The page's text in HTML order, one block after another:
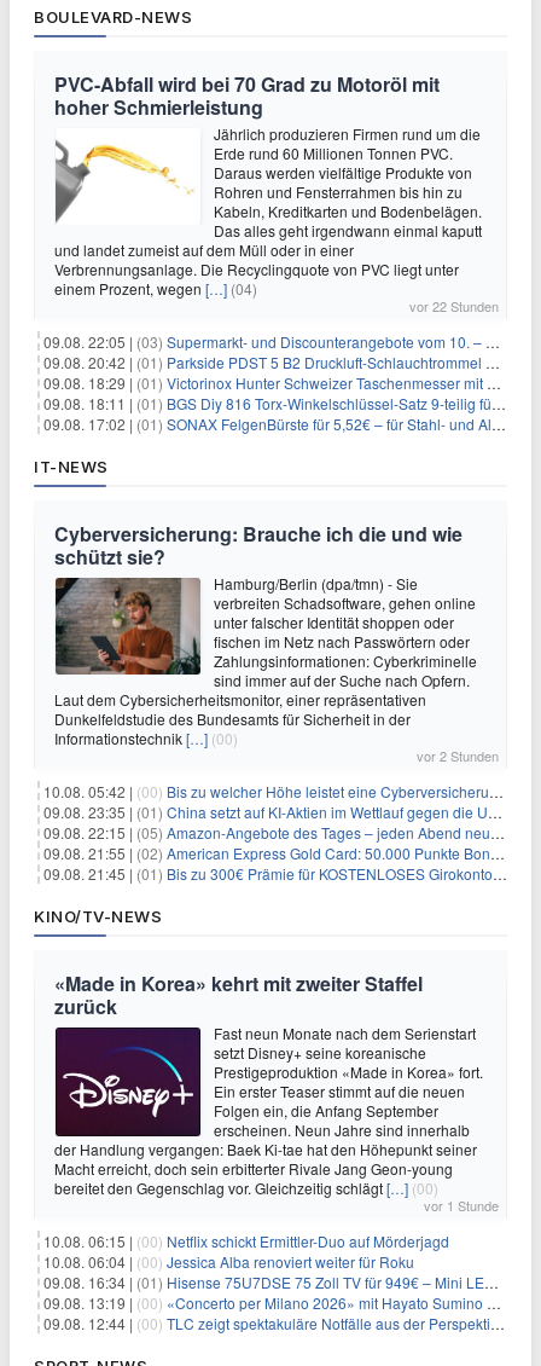
BOULEVARD-NEWS
PVC-Abfall wird bei 70 Grad zu Motoröl mit
hoher Schmierleistung
Jährlich produzieren Firmen rund um die
Erde rund 60 Millionen Tonnen PVC.
Daraus werden vielfältige Produkte von
Rohren und Fensterrahmen bis hin zu
Kabeln, Kreditkarten und Bodenbelägen.
Das alles geht irgendwann einmal kaputt
und landet zumeist auf dem Müll oder in einer
Verbrennungsanlage. Die Recyclingquote von PVC liegt unter
einem Prozent, wegen […] (04)
vor 22 Stunden
09.08. 22:05 | (03) Supermarkt- und Discounterangebote vom 10. – 15.08.2026
09.08. 20:42 | (01) Parkside PDST 5 B2 Druckluft-Schlauchtrommel mit 10 m Schlauch für 25,94€
09.08. 18:29 | (01) Victorinox Hunter Schweizer Taschenmesser mit 12 Funktionen für 43,99€
09.08. 18:11 | (01) BGS Diy 816 Torx-Winkelschlüssel-Satz 9-teilig für 6,45€
09.08. 17:02 | (01) SONAX FelgenBürste für 5,52€ – für Stahl- und Alufelgen
IT-NEWS
Cyberversicherung: Brauche ich die und wie
schützt sie?
Hamburg/Berlin (dpa/tmn) - Sie
verbreiten Schadsoftware, gehen online
unter falscher Identität shoppen oder
fischen im Netz nach Passwörtern oder
Zahlungsinformationen: Cyberkriminelle
sind immer auf der Suche nach Opfern.
Laut dem Cybersicherheitsmonitor, einer repräsentativen
Dunkelfeldstudie des Bundesamts für Sicherheit in der
Informationstechnik[…] (00)
vor 2 Stunden
10.08. 05:42 | (00) Bis zu welcher Höhe leistet eine Cyberversicherung?
09.08. 23:35 | (01) China setzt auf KI-Aktien im Wettlauf gegen die USA um Chip- und Technologiedominanz
09.08. 22:15 | (05) Amazon-Angebote des Tages – jeden Abend neue Deals zum Stöbern
09.08. 21:55 | (02) American Express Gold Card: 50.000 Punkte Bonus + Metall-Kreditkarte
09.08. 21:45 | (01) Bis zu 300€ Prämie für KOSTENLOSES Girokonto bei der Santander – 50€ schon nach 1 Woche!
KINO/TV-NEWS
«Made in Korea» kehrt mit zweiter Staffel
zurück
Fast neun Monate nach dem Serienstart
setzt Disney+ seine koreanische
Prestigeproduktion «Made in Korea» fort.
Ein erster Teaser stimmt auf die neuen
Folgen ein, die Anfang September
erscheinen. Neun Jahre sind innerhalb
der Handlung vergangen: Baek Ki-tae hat den Höhepunkt seiner
Macht erreicht, doch sein erbitterter Rivale Jang Geon-young
bereitet den Gegenschlag vor. Gleichzeitig schlägt[…] (00)
vor 1 Stunde
10.08. 06:15 | (00) Netflix schickt Ermittler-Duo auf Mörderjagd
10.08. 06:04 | (00) Jessica Alba renoviert weiter für Roku
09.08. 16:34 | (01) Hisense 75U7DSE 75 Zoll TV für 949€ – Mini LED, 144Hz, 2026
09.08. 13:19 | (00) «Concerto per Milano 2026» mit Hayato Sumino kommt zu arte
09.08. 12:44 | (00) TLC zeigt spektakuläre Notfälle aus der Perspektive der Patienten